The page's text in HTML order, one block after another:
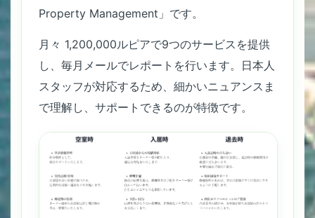
Property Management 」です。
月々 1,200,000ルピアで9つのサービスを提供
し、毎月メールでレポートを行います。日本人
スタッフが対応するため、細かいニュアンスま
で理解し、サポートできるのが特徴です。